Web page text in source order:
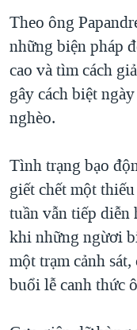
SỨC KHOẺ
VĂN HOÁ
THỂ THAO
TRỊNH VĨNH BÌNH
GROUND ZERO –
CHI PHÍ CHIẾN
CÁC GIÁ TRỊ CỘNG
TRỊNH VĨNH BÌNH
NGƯ DÂN VIỆT VÀ
BÊN KIA QUỐC
QUAN HỆ VIỆT MỸ
Ngôn ngữ khác
Theo ông
những biện pháp
cao và tìm cách
gây cách biệt
nghèo.
Tình trạng bạo
giết chết một
tuần vẫn tiếp diễn
khi những ngừơi
một trạm cảnh
buổi lễ canh thức